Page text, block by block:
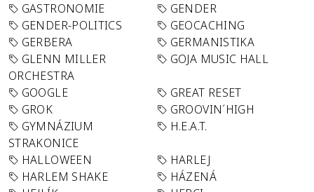
GASTRONOMIE
GENDER
GENDER-POLITICS
GEOCACHING
GERBERA
GERMANISTIKA
GLENN MILLER
ORCHESTRA
GOJA MUSIC HALL
GOOGLE
GREAT RESET
GROK
GROOVIN´HIGH
GYMNÁZIUM
STRAKONICE
H.E.A.T.
HALLOWEEN
HARLEJ
HARLEM SHAKE
HÁZENÁ